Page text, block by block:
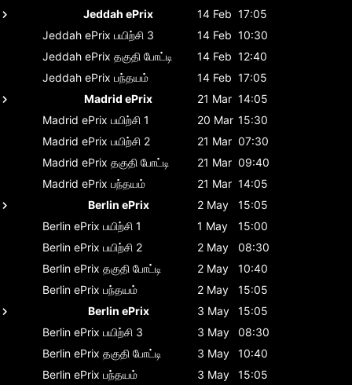
Jeddah ePrix
14 Feb 17:05
Jeddah ePrix பயிற்சி 3 14 Feb 10:30
Jeddah ePrix தகுதி போட்டி 14 Feb 12:40
Jeddah ePrix பந்தயம் 14 Feb 17:05
Madrid ePrix
21 Mar 14:05
Madrid ePrix பயிற்சி 1 20 Mar 15:30
Madrid ePrix பயிற்சி 2 21 Mar 07:30
Madrid ePrix தகுதி போட்டி 21 Mar 09:40
Madrid ePrix பந்தயம் 21 Mar 14:05
Berlin ePrix
2 May
15:05
Berlin ePrix பயிற்சி 1 1 May
15:00
Berlin ePrix பயிற்சி 2 2 May
08:30
Berlin ePrix தகுதி போட்டி 2 May
10:40
Berlin ePrix பந்தயம் 2 May
15:05
Berlin ePrix
3 May
15:05
Berlin ePrix பயிற்சி 3 3 May
08:30
Berlin ePrix தகுதி போட்டி 3 May
10:40
Berlin ePrix பந்தயம் 3 May
15:05